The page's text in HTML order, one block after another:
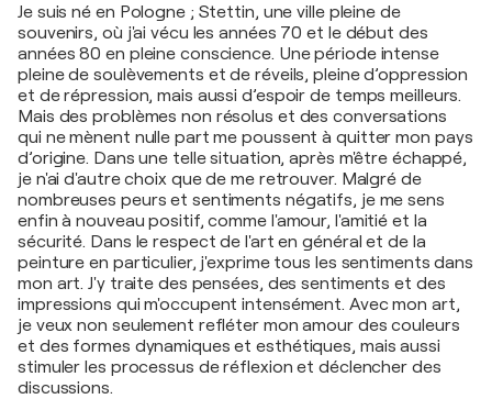
Je suis né en Pologne ; Stettin, une ville pleine de
souvenirs, où j'ai vécu les années 70 et le début des
années 80 en pleine conscience. Une période intense
pleine de soulèvements et de réveils, pleine d’oppression
et de répression, mais aussi d’espoir de temps meilleurs.
Mais des problèmes non résolus et des conversations
qui ne mènent nulle part me poussent à quitter mon pays
d’origine. Dans une telle situation, après m'être échappé,
je n'ai d'autre choix que de me retrouver. Malgré de
nombreuses peurs et sentiments négatifs, je me sens
enfin à nouveau positif, comme l'amour, l'amitié et la
sécurité. Dans le respect de l'art en général et de la
peinture en particulier, j'exprime tous les sentiments dans
mon art. J'y traite des pensées, des sentiments et des
impressions qui m'occupent intensément. Avec mon art,
je veux non seulement refléter mon amour des couleurs
et des formes dynamiques et esthétiques, mais aussi
stimuler les processus de réflexion et déclencher des
discussions.